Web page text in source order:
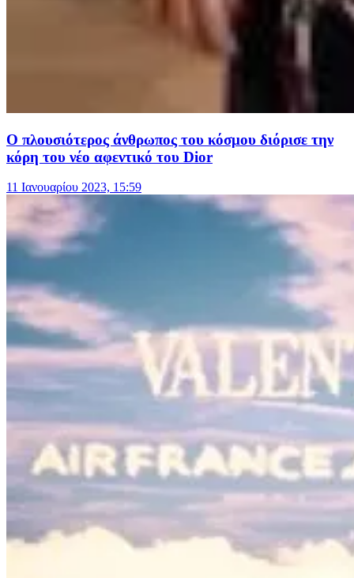
Ο πλουσιότερος άνθρωπος του κόσμου διόρισε την
κόρη του νέο αφεντικό του Dior
11 Ιανουαρίου 2023, 15:59